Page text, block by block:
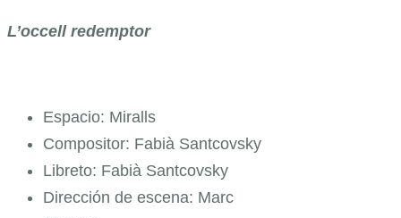
L’occell redemptor
Espacio: Miralls
Compositor: Fabià Santcovsky
Libreto: Fabià Santcovsky
Dirección de escena: Marc